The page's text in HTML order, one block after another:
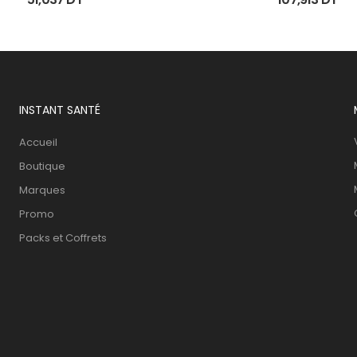
INSTANT SANTÉ
Accueil
Boutique
Marques
Promo
Packs et Coffrets